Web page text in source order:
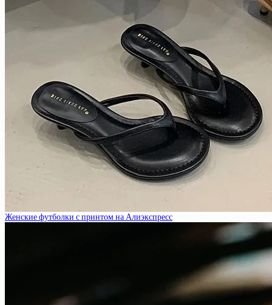
Женские футболки с принтом на Алиэкспресс